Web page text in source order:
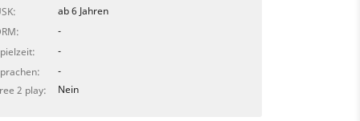
ab 6 Jahren
-
-
-
2 play:
Nein